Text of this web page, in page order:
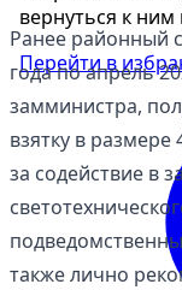
вернуться к ним
Перейти в
Ранее районный
года по апрель
замминистра,
взятку в
за содействие в
также лично